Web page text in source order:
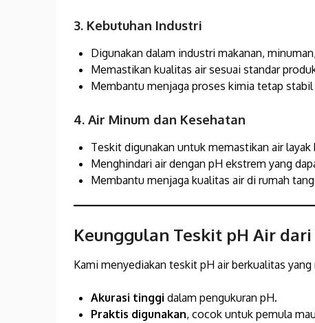
3. Kebutuhan Industri
Digunakan dalam industri makanan,
Memastikan kualitas air sesuai standar
Membantu menjaga proses kimia tetap stabil
4. Air Minum dan Kesehatan
Teskit digunakan untuk memastikan air layak
Menghindari air dengan pH ekstrem yang
Membantu menjaga kualitas air di rumah
Keunggulan Teskit pH Air
Kami menyediakan teskit pH air berkualitas
Akurasi tinggi dalam pengukuran pH.
Praktis digunakan, cocok untuk pemula